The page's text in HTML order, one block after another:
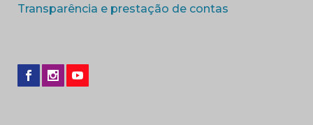
Transparência e prestação de contas